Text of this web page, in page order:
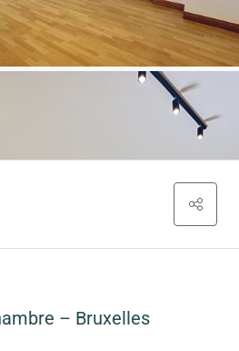
– Bruxelles